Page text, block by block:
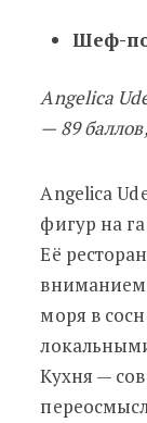
Шеф-
Angelica
— 89
Angelica
фигур на
Её
вниманием
моря в
Кухня —